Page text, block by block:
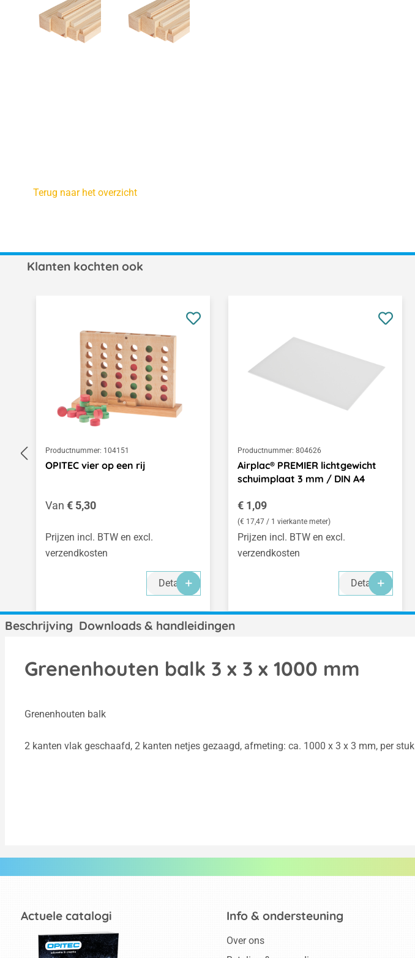
Terug naar het overzicht
Klanten kochten ook
Productnummer: 104151
OPITEC vier op een rij
Normale prijs:
Van € 5,30
Prijzen incl. BTW en excl.
verzendkosten
Details
Productnummer: 804626
Airplac® PREMIER lichtgewicht
schuimplaat 3 mm / DIN A4
Normale prijs:
€ 1,09
(€ 17,47 / 1 vierkante meter)
Prijzen incl. BTW en excl.
verzendkosten
Details
Beschrijving Downloads & handleidingen
Grenenhouten balk 3 x 3 x 1000 mm
Grenenhouten balk
2 kanten vlak geschaafd, 2 kanten netjes gezaagd, afmeting: ca. 1000 x 3 x 3 mm, per stuk
Actuele catalogi Info & ondersteuning
Over ons